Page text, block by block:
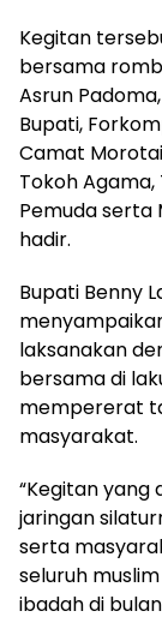
Kegitan
bersama
Asrun
Bupati,
Camat
Tokoh
Pemuda serta
hadir.
Bupati Benny
laksanakan
bersama di
mempererat
masyarakat.
“Kegitan
jaringan
serta
seluruh
ibadah di